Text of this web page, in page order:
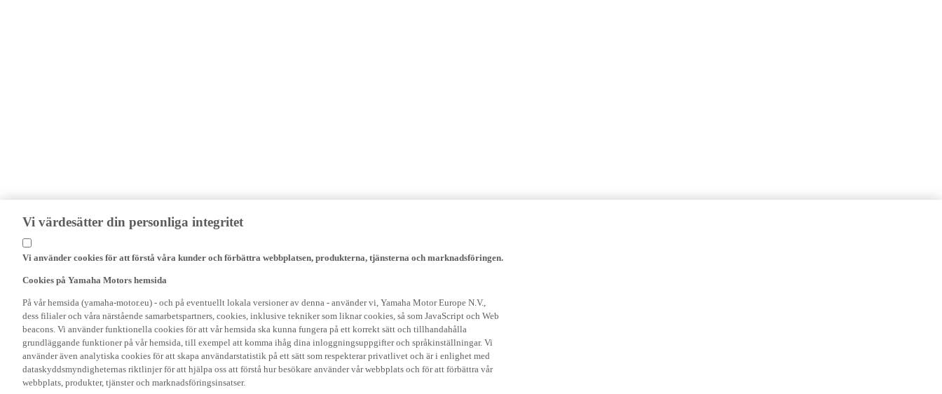
Vi värdesätter din personliga integritet
Vi använder cookies för att förstå våra kunder och förbättra webbplatsen, produkterna, tjänsterna och marknadsföringen.
Cookies på Yamaha Motors hemsida
På vår hemsida (yamaha-motor.eu) - och på eventuellt lokala versioner av denna - använder vi, Yamaha Motor Europe N.V.,
dess filialer och våra närstående samarbetspartners, cookies, inklusive tekniker som liknar cookies, så som JavaScript och Web
beacons. Vi använder funktionella cookies för att vår hemsida ska kunna fungera på ett korrekt sätt och tillhandahålla
grundläggande funktioner på vår hemsida, till exempel att komma ihåg dina inloggningsuppgifter och språkinställningar. Vi
använder även analytiska cookies för att skapa användarstatistik på ett sätt som respekterar privatlivet och är i enlighet med
dataskyddsmyndigheternas riktlinjer för att hjälpa oss att förstå hur besökare använder vår webbplats och för att förbättra vår
webbplats, produkter, tjänster och marknadsföringsinsatser.